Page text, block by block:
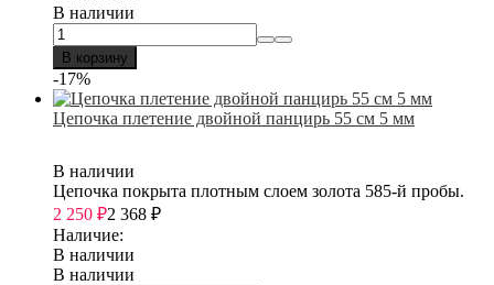
В наличии
В корзину
-17%
Цепочка плетение двойной панцирь 55 см 5 мм
В наличии
Цепочка покрыта плотным слоем золота 585-й пробы.
2 250 ₽2 368 ₽
Наличие:
В наличии
В наличии